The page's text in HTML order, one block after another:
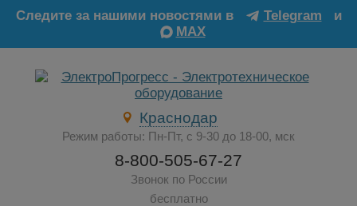
Следите за нашими новостями в Telegram
и
MAX
Краснодар
Режим работы: Пн-Пт, с 9-30 до 18-00, мск
8-800-505-67-27
Звонок по России
бесплатно